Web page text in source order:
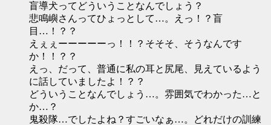
盲導犬ってどういうことなんでしょう？
悲鳴嶼さんってひょっとして…。えっ！？盲
目…！？？
えぇぇーーーーーっ！！？そそそ、そうなんです
か！！？？
えっ、だって、普通に私の耳と尻尾、見えているよう
に話していましたよ！？？
どういうことなんでしょう…。雰囲気でわかった…と
か…？
鬼殺隊…でしたよね？すごいなぁ…。どれだけの訓練